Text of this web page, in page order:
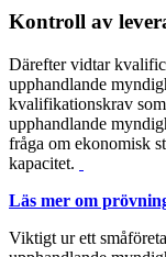
Kontroll av
Därefter vidtar
upphandlande
kvalifikationskrav
upphandlande
fråga om ekonomisk
kapacitet.
Läs mer om
Viktigt ur ett